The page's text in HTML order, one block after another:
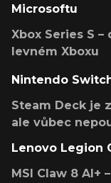
Microsoftu
Xbox Series S
levném Xboxu
Nintendo
Steam Deck je
ale vůbec
Lenovo Legion
MSI Claw 8 AI+